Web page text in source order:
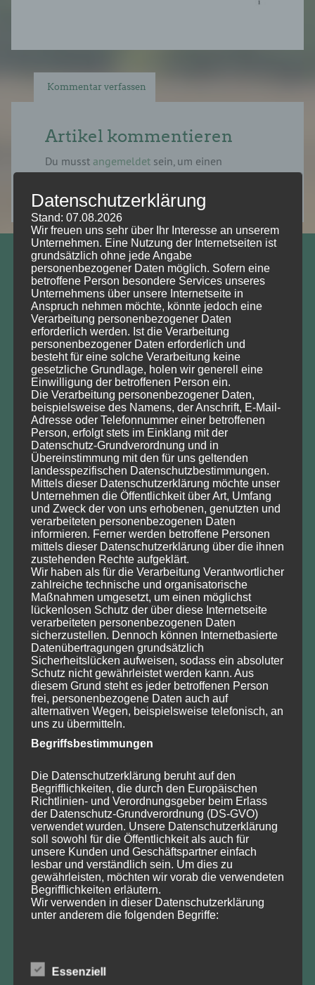
Kommentar verfassen
Artikel kommentieren
Du musst angemeldet sein, um einen
Prof. Dr. Wolfgang Köck
Vorsitzender DNRT e.V.
Deutscher Naturschutzrechtstag e.V. (DNRT e.V.)
Helmholtz-Zentrum für Umweltforschung,
Department Umwelt- und Planungsrecht
Permoserstraße 15
04318 Leipzig
Tel.: 0151/151 80961 (Prof. Dr. Wolfgang Köck)
Tel.: 0341/6025 1257 (Olga Fedorov, Sekretariat)
E-Mail info@dnrt.de
Sie können uns Ihre Anfrage gerne auch perKontaktformular
zusenden.
DNRT e.V. Bankverbindung
Ostseesparkasse Rostock,
IBAN: DE51 1305 0000 0201 0803 38
Veranstaltungen
August
Mo
Di Mi Do Fr Sa So
3
4 5 6 7 8
9
10
11 12 13 14 15
16
17
18 19 20 21 22
23
24
25 26 27 28 29
30
31
1 2 3 4 5 6
2025 2026 2027
Sonstiges Alle Kategorien
Sondertagung 2026 zu „50 Jahre Eingriffsregelung“
Datenschutzerklärung
Stand: 07.08.2026
Wir freuen uns sehr über Ihr Interesse an unserem
Unternehmen. Eine Nutzung der Internetseiten ist
grundsätzlich ohne jede Angabe
personenbezogener Daten möglich. Sofern eine
betroffene Person besondere Services unseres
Unternehmens über unsere Internetseite in
Anspruch nehmen möchte, könnte jedoch eine
Verarbeitung personenbezogener Daten
erforderlich werden. Ist die Verarbeitung
personenbezogener Daten erforderlich und
besteht für eine solche Verarbeitung keine
gesetzliche Grundlage, holen wir generell eine
Einwilligung der betroffenen Person ein.
Die Verarbeitung personenbezogener Daten,
beispielsweise des Namens, der Anschrift, E-Mail-
Adresse oder Telefonnummer einer betroffenen
Person, erfolgt stets im Einklang mit der
Datenschutz-Grundverordnung und in
Übereinstimmung mit den für uns geltenden
landesspezifischen Datenschutzbestimmungen.
Mittels dieser Datenschutzerklärung möchte unser
Unternehmen die Öffentlichkeit über Art, Umfang
und Zweck der von uns erhobenen, genutzten und
verarbeiteten personenbezogenen Daten
informieren. Ferner werden betroffene Personen
mittels dieser Datenschutzerklärung über die ihnen
zustehenden Rechte aufgeklärt.
Wir haben als für die Verarbeitung Verantwortlicher
zahlreiche technische und organisatorische
Maßnahmen umgesetzt, um einen möglichst
lückenlosen Schutz der über diese Internetseite
verarbeiteten personenbezogenen Daten
sicherzustellen. Dennoch können Internetbasierte
Datenübertragungen grundsätzlich
Sicherheitslücken aufweisen, sodass ein absoluter
Schutz nicht gewährleistet werden kann. Aus
diesem Grund steht es jeder betroffenen Person
frei, personenbezogene Daten auch auf
alternativen Wegen, beispielsweise telefonisch, an
uns zu übermitteln.
Begriffsbestimmungen
Die Datenschutzerklärung beruht auf den
Begrifflichkeiten, die durch den Europäischen
Richtlinien- und Verordnungsgeber beim Erlass
der Datenschutz-Grundverordnung (DS-GVO)
verwendet wurden. Unsere Datenschutzerklärung
soll sowohl für die Öffentlichkeit als auch für
unsere Kunden und Geschäftspartner einfach
lesbar und verständlich sein. Um dies zu
gewährleisten, möchten wir vorab die verwendeten
Begrifflichkeiten erläutern.
Wir verwenden in dieser Datenschutzerklärung
unter anderem die folgenden Begriffe:
Personenbezogene Daten sind alle Informationen,
Essenziell